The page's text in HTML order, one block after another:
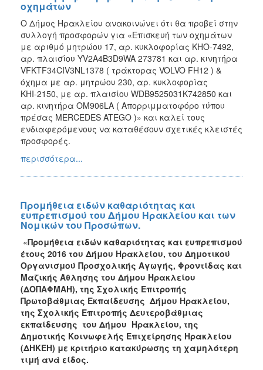
οχημάτων
Ο Δήμος Ηρακλείου ανακοινώνει ότι θα προβεί στην
συλλογή προσφορών για «Επισκευή των οχημάτων
με αριθμό μητρώου 17, αρ. κυκλοφορίας ΚΗΟ-7492,
αρ. πλαισίου YV2A4B3D9WA 273781 και αρ. κινητήρα
VFKTF34CIV3NL1378 ( τράκτορας VOLVO FH12 ) &
όχημα με αρ. μητρώου 230, αρ. κυκλοφορίας
ΚΗΙ-2150, με αρ. πλαισίου WDB9525031K742850 και
αρ. κινητήρα OM906LA ( Απορριμματοφόρο τύπου
πρέσας MERCEDES ATEGO )» και καλεί τους
ενδιαφερόμενους να καταθέσουν σχετικές κλειστές
προσφορές.
περισσότερα...
Προμήθεια ειδών καθαριότητας και
ευπρεπισμού του Δήμου Ηρακλείου και των
Νομικών του Προσώπων.
«Προμήθεια ειδών καθαριότητας και ευπρεπισμού
έτους 2016 του Δήμου Ηρακλείου, του Δημοτικού
Οργανισμού Προσχολικής Αγωγής, Φροντίδας και
Μαζικής Άθλησης του Δήμου Ηρακλείου
(ΔΟΠΑΦΜΑΗ), της Σχολικής Επιτροπής
Πρωτοβάθμιας Εκπαίδευσης Δήμου Ηρακλείου,
της Σχολικής Επιτροπής Δευτεροβάθμιας
εκπαίδευσης του Δήμου Ηρακλείου, της
Δημοτικής Κοινωφελής Επιχείρησης Ηρακλείου
(ΔΗΚΕΗ) με κριτήριο κατακύρωσης τη χαμηλότερη
τιμή ανά είδος.